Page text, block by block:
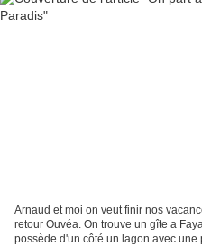
Arnaud et moi on veut finir nos
retour Ouvéa. On trouve un gîte a
possède d'un côté un lagon avec